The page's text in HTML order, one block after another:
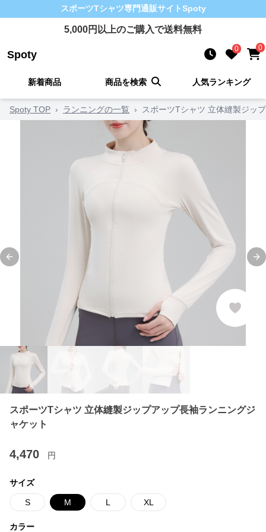
スポーツTシャツ専門通販サイトSpoty
5,000円以上のご購入で送料無料
Spoty 0 0
新着商品 商品を検索 人気ランキング
Spoty TOP › ランニングの一覧 › スポーツTシャツ 立体縫製ジッ
Previous slide
スポーツTシャツ 立体縫製ジップアップ長袖ランニングジ
ャケット
4,470 円
サイズ
S M L XL
カラー